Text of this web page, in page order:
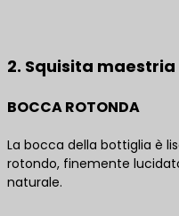
2. Squisita maestria
BOCCA ROTONDA
La bocca della bottiglia è
rotondo, finemente
naturale.